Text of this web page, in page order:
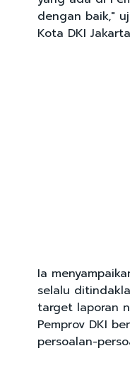
dengan baik,"
Kota DKI
Ia
selalu
target laporan
Pemprov DKI
persoalan-